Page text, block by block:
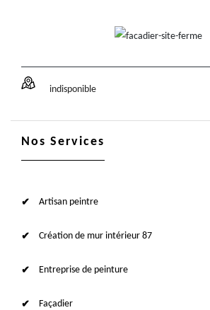
indisponible
Nos Services
Artisan peintre
Création de mur intérieur 87
Entreprise de peinture
Façadier